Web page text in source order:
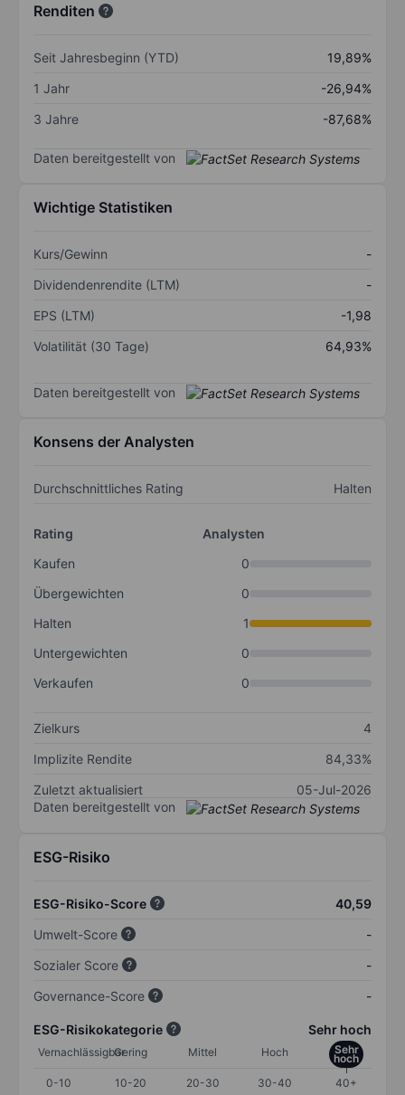
Renditen
Seit Jahresbeginn (YTD)
19,89%
1 Jahr
-26,94%
3 Jahre
-87,68%
Daten bereitgestellt von
Wichtige Statistiken
Kurs/Gewinn
-
Dividendenrendite (LTM)
-
EPS (LTM)
-1,98
Volatilität (30 Tage)
64,93%
Daten bereitgestellt von
Konsens der Analysten
Durchschnittliches Rating Halten
Rating
Analysten
Kaufen
0
Übergewichten
0
Halten
1
Untergewichten
0
Verkaufen
0
Zielkurs
4
Implizite Rendite
84,33%
Zuletzt aktualisiert
05-Jul-2026
Daten bereitgestellt von
ESG-Risiko
ESG-Risiko-Score
40,59
Umwelt-Score
-
Sozialer Score
-
Governance-Score
-
ESG-Risikokategorie Sehr hoch
VernachlässigbarGering Mittel Hoch Sehr
hoch
0-10
10-20 20-30 30-40 40+